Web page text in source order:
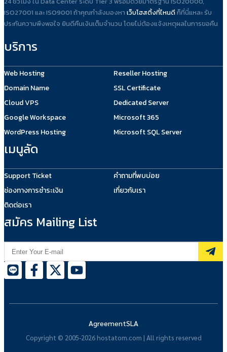
ISO27001 และ ISO9001 ถ้าคุณกำลังมองหา เว็บโฮสติ้งที่ไหนดีก็ที่นี่แหละ รับ
ประกันความพึงพอใจ ยินดีคืนเงินเต็มจำนวน โดยไม่ต้องแจ้งเหตุผลในการขอคืน
บริการ
Web Hosting
Domain Name
Cloud VPS
Google Workspace
WordPress Hosting
Reseller Hosting
SSL Certificate
Dedicated Server
Microsoft 365
Microsoft SQL Server
เมนูลัด
Support Ticket
ช่องทางการชำระเงิน
ติดต่อเรา
คำถามที่พบบ่อย
เกี่ยวกับเรา
สมัคร Mailing List
Copyright © 2005-2026 hostatom.com | All rights reserved
AgreementSLA